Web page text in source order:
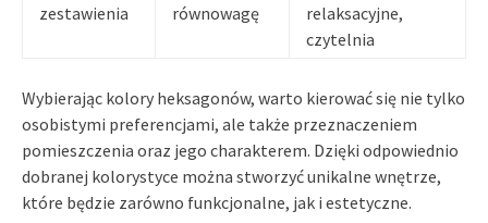
zestawienia
równowagę
relaksacyjne,
czytelnia
Wybierając kolory heksagonów, warto kierować się nie tylko
osobistymi preferencjami, ale także przeznaczeniem
pomieszczenia oraz jego charakterem. Dzięki odpowiednio
dobranej kolorystyce można stworzyć unikalne wnętrze,
które będzie zarówno funkcjonalne, jak i estetyczne.